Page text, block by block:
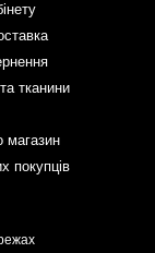
тканини
магазин
покупців